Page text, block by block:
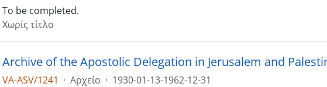
To be completed.
Χωρίς τίτλο
Archive of the Apostolic Delegation in Jerusalem and
VA-ASV/1241 · Αρχείο · 1930-01-13-1962-12-31